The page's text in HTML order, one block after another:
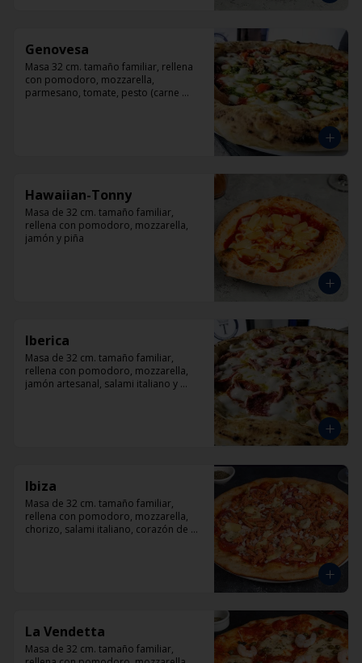
Genovesa
Masa 32 cm. tamaño familiar, rellena
con pomodoro, mozzarella,
parmesano, tomate, pesto (carne
Hawaiian-Tonny
Masa de 32 cm. tamaño familiar,
rellena con pomodoro, mozzarella,
jamón y piña
Iberica
Masa de 32 cm. tamaño familiar,
rellena con pomodoro, mozzarella,
jamón artesanal, salami italiano y
Ibiza
Masa de 32 cm. tamaño familiar,
rellena con pomodoro, mozzarella,
chorizo, salami italiano, corazón de
La Vendetta
Masa de 32 cm. tamaño familiar,